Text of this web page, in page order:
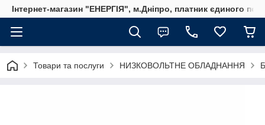
Інтернет-магазин "ЕНЕРГІЯ", м.Дніпро, платник єдиного
Товари та послуги НИЗКОВОЛЬТНЕ ОБЛАДНАННЯ